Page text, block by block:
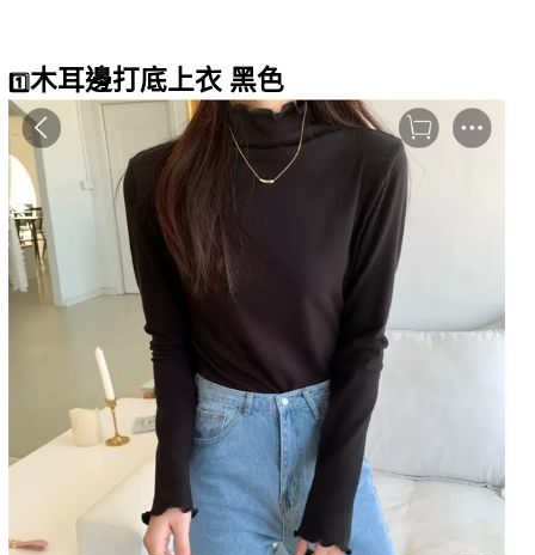
1️⃣ 木耳邊打底上衣 黑色